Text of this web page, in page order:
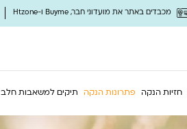
מכבדים באתר את מועדוני חבר, Buyme ו-Htzone
חזיות הנקה פתרונות הנקה תיקים למשאבות חלב